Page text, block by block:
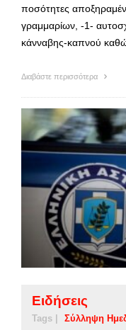
ποσότητες
γραμμαρίων, -1-
κάνναβης-καπνού
Διαβάστε περισσότερα
Ειδήσεις
Tags | Σύλληψη